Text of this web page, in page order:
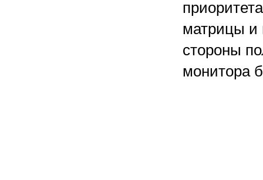
матрицы и
стороны
монитора